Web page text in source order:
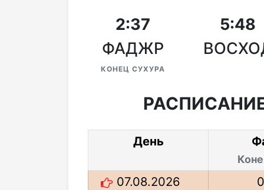
2:37
ФАДЖР
КОНЕЦ СУХУРА
5:48
День
07.08.2026